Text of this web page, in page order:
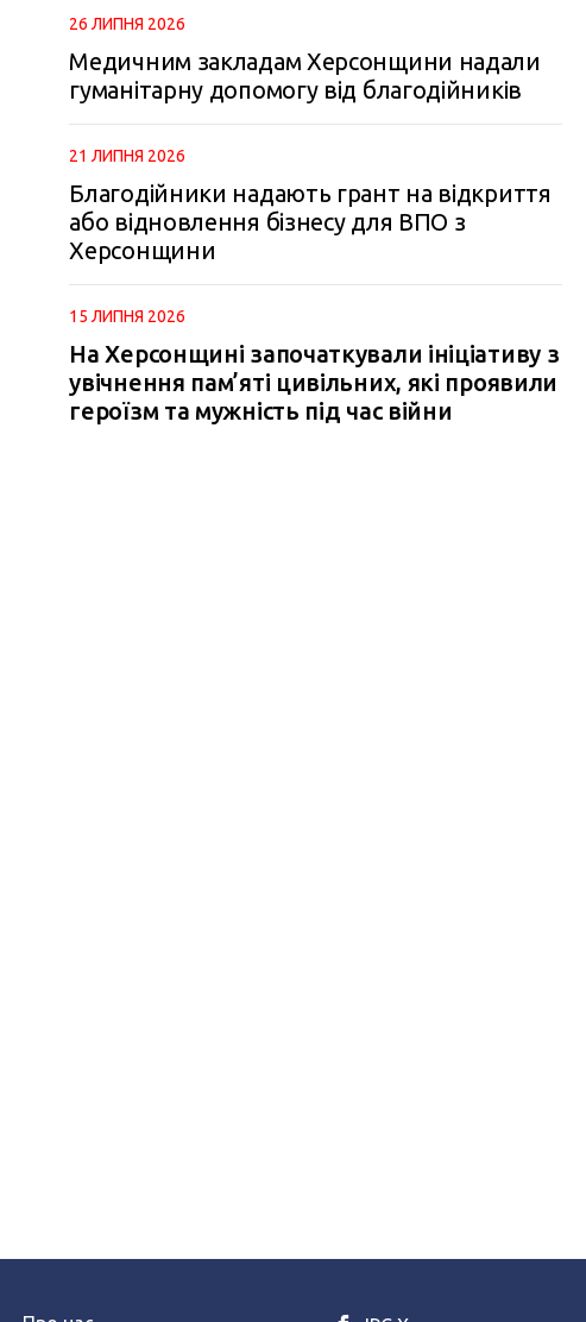
26 ЛИПНЯ 2026
Медичним закладам Херсонщини надали
гуманітарну допомогу від благодійників
21 ЛИПНЯ 2026
Благодійники надають грант на відкриття
або відновлення бізнесу для ВПО з
Херсонщини
15 ЛИПНЯ 2026
На Херсонщині започаткували ініціативу з
увічнення пам’яті цивільних, які проявили
героїзм та мужність під час війни